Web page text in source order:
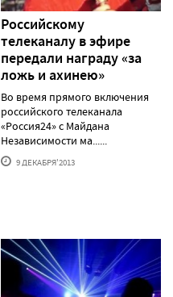
Российскому
телеканалу в эфире
передали награду «за
ложь и ахинею»
Во время прямого включения
российского телеканала
«Россия24» с Майдана
Независимости ма......
9 ДЕКАБРЯ'2013